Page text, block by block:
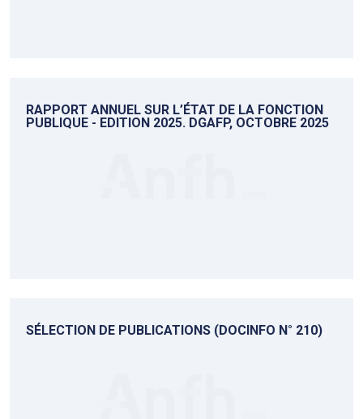
RAPPORT ANNUEL SUR L’ÉTAT DE LA FONCTION
PUBLIQUE - EDITION 2025. DGAFP, OCTOBRE 2025
SÉLECTION DE PUBLICATIONS (DOCINFO N° 210)